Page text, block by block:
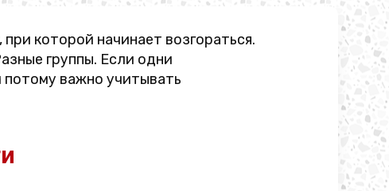
которой начинает возгораться.
группы. Если одни
потому важно учитывать